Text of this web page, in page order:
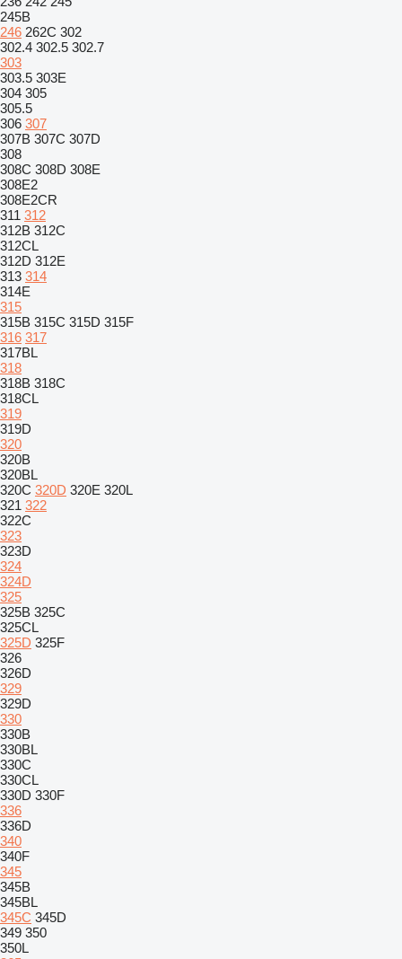
245B
246 262C 302
302.4 302.5 302.7
303
303.5 303E
304 305
305.5
306 307
307B 307C 307D
308
308C 308D 308E
308E2
308E2CR
311 312
312B 312C
312CL
312D 312E
313 314
314E
315
315B 315C 315D 315F
316 317
317BL
318
318B 318C
318CL
319
319D
320
320B
320BL
320C 320D 320E 320L
321 322
322C
323
323D
324
324D
325
325B 325C
325CL
325D 325F
326
326D
329
329D
330
330B
330BL
330C
330CL
330D 330F
336
336D
340
340F
345
345B
345BL
345C 345D
349 350
350L